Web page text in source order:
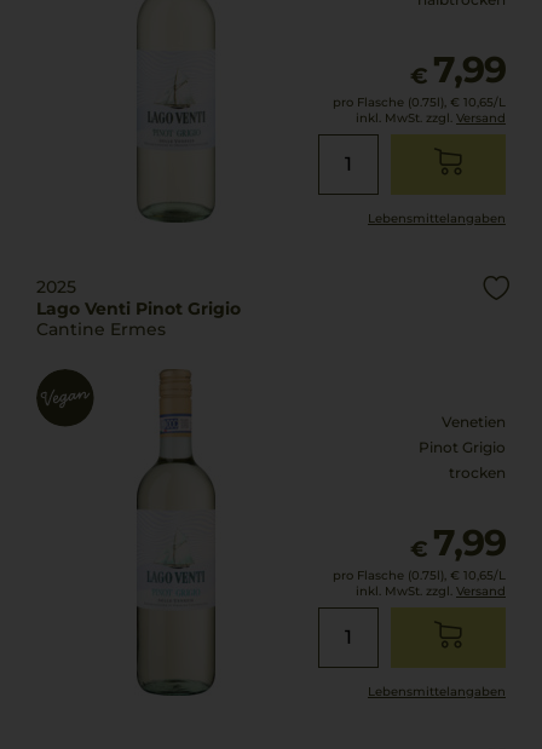
€ 7,99
pro Flasche (0.75l), € 10,65/L
inkl. MwSt. zzgl. Versand
Lebensmittel­angaben
2025
Lago Venti Pinot Grigio
Cantine Ermes
Venetien
Pinot Grigio
trocken
€ 7,99
pro Flasche (0.75l), € 10,65/L
inkl. MwSt. zzgl. Versand
Lebensmittel­angaben